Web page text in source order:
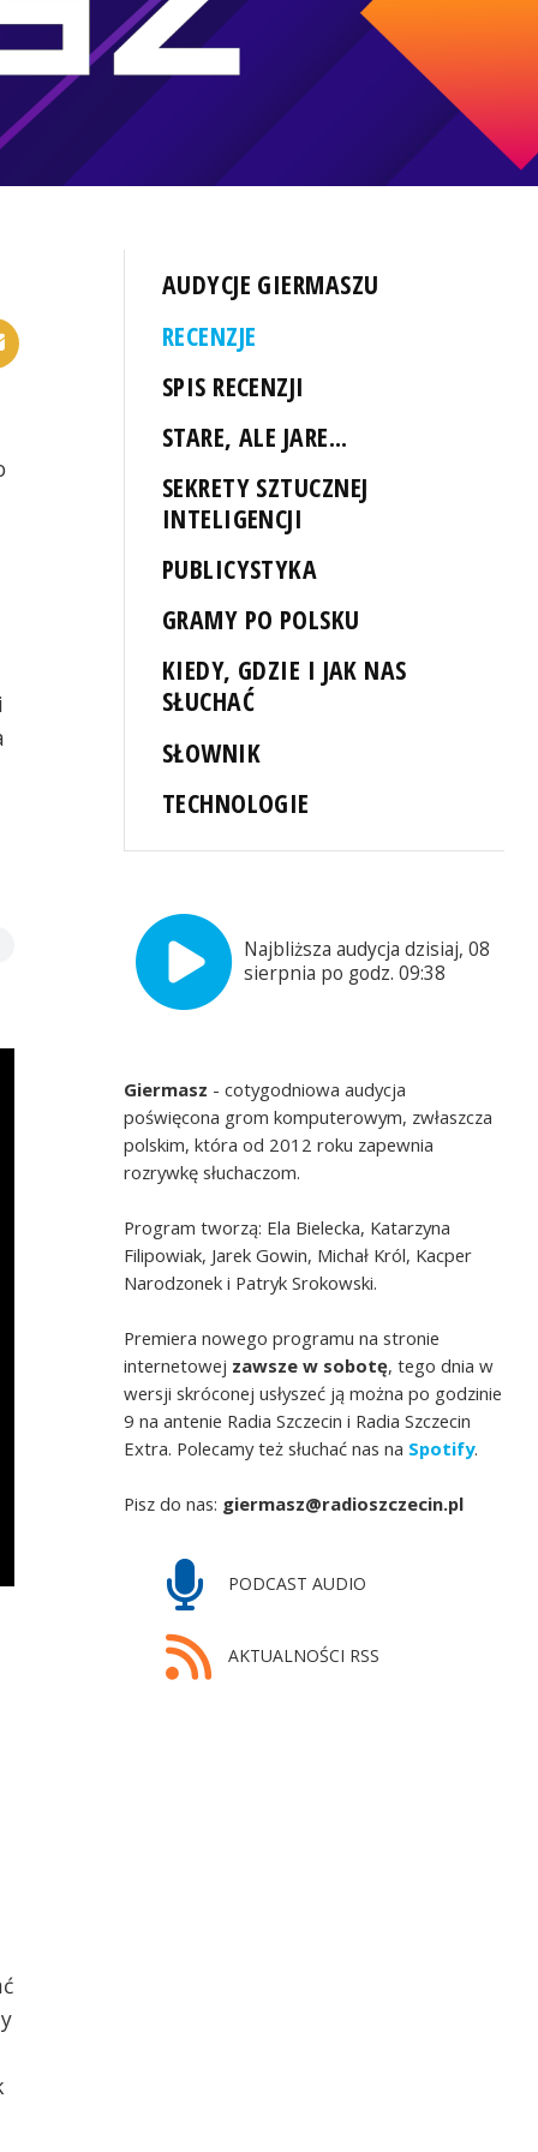
AUDYCJE GIERMASZU
RECENZJE
SPIS RECENZJI
STARE, ALE JARE...
SEKRETY SZTUCZNEJ
INTELIGENCJI
PUBLICYSTYKA
GRAMY PO POLSKU
KIEDY, GDZIE I JAK NAS
SŁUCHAĆ
SŁOWNIK
TECHNOLOGIE
Najbliższa audycja dzisiaj, 08
sierpnia po godz. 09:38
Giermasz - cotygodniowa audycja
poświęcona grom komputerowym, zwłaszcza
polskim, która od 2012 roku zapewnia
rozrywkę słuchaczom.
Program tworzą: Ela Bielecka, Katarzyna
Filipowiak, Jarek Gowin, Michał Król, Kacper
Narodzonek i Patryk Srokowski.
Premiera nowego programu na stronie
internetowej zawsze w sobotę, tego dnia w
wersji skróconej usłyszeć ją można po godzinie
9 na antenie Radia Szczecin i Radia Szczecin
Extra. Polecamy też słuchać nas na Spotify.
Pisz do nas: giermasz@radioszczecin.pl
PODCAST AUDIO
AKTUALNOŚCI RSS